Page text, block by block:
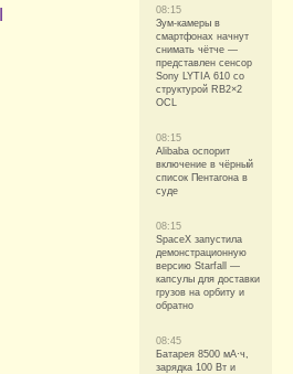
08:15
Зум-камеры в
смартфонах начнут
снимать чётче —
представлен сенсор
Sony LYTIA 610 со
структурой RB2×2
OCL
08:15
Alibaba оспорит
включение в чёрный
список Пентагона в
суде
08:15
SpaceX запустила
демонстрационную
версию Starfall —
капсулы для доставки
грузов на орбиту и
обратно
08:45
Батарея 8500 мА·ч,
зарядка 100 Вт и